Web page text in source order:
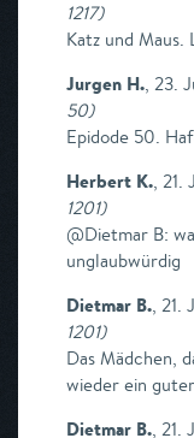
1217)
Katz und Maus.
Jurgen H., 23.
50)
Epidode 50.
Herbert K., 21.
1201)
@Dietmar B:
unglaubwürdig
Dietmar B., 21.
1201)
Das Mädchen,
wieder ein
Dietmar B., 21.